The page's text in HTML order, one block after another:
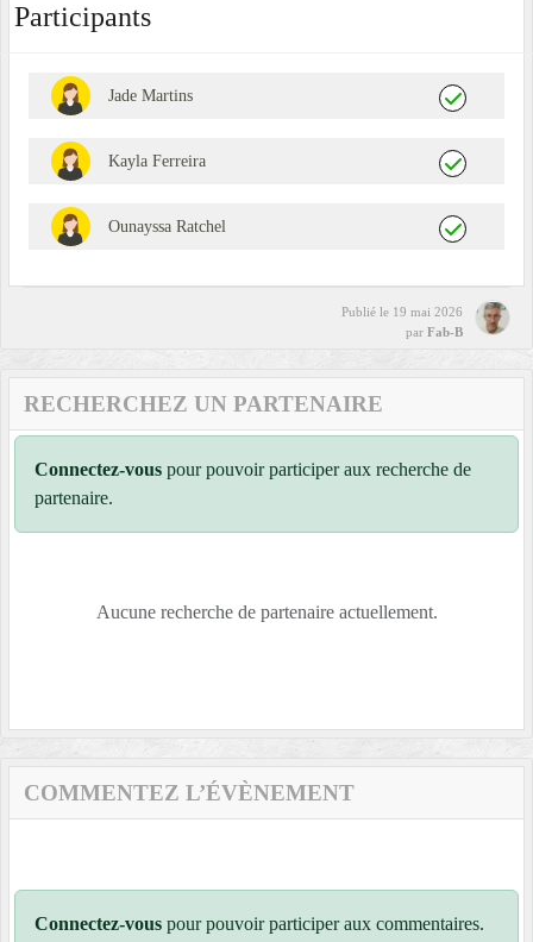
Participants
Jade Martins
Kayla Ferreira
Ounayssa Ratchel
Publié le 19 mai 2026
par Fab-B
RECHERCHEZ UN PARTENAIRE
Connectez-vous pour pouvoir participer aux recherche de
partenaire.
Aucune recherche de partenaire actuellement.
COMMENTEZ L’ÉVÈNEMENT
Connectez-vous pour pouvoir participer aux commentaires.